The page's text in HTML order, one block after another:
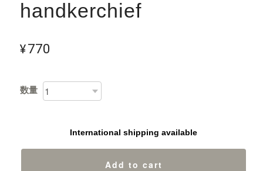
handkerchief
¥770
数量
International shipping available
Add to cart